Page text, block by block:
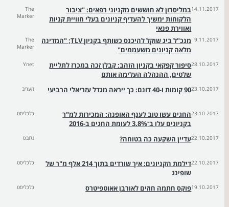
14.11.2017במליסרון לא חוששים מקניוני רפאים: "ציבור
הלקוחות ימשיך להעדיף קניונים בעלי חוויית קניות
ואווירת פנאי
The
Marker
9.11.2017
מנכ"ל ביג שוקל להיכנס כשותף בקניון TLV; "המדינה
מלאה קניונים משעממים"
The
Marker
28.10.2017סיפור קפקאי בקניון הזהב: קבלן זכה במכרז לתליית
שלטים, ההנהלה העלימה אותם
Ynet
23.10.201790 קומות ו-40 דונם: כך ייראה מגדל עזריאלי הרביעי מעריב
23.10.2017החגים עשו טוב לענף האופנה: המכירות למ"ר
בקניונים עלו ב־3.8% לעומת החגים ב-2016
כלכליסט
22.10.2017עדיין השקעה כה בטוחה? גלובס
22.10.2017
דילמת הקניונים: איך שורדים בתוך 214 אלף מ"ר של
שופינג
כלכליסט
19.10.2017פוקס חתמה חוזים לאורבן אאוטפיטרס כלכליסט